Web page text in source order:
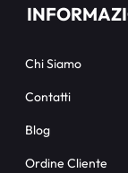
Chi Siamo
Contatti
Blog
Ordine Cliente